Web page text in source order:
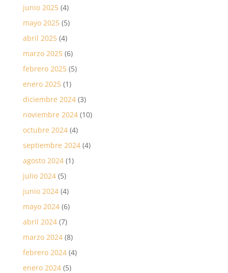
junio 2025(4)
mayo 2025(5)
abril 2025(4)
marzo 2025(6)
febrero 2025(5)
enero 2025(1)
diciembre 2024(3)
noviembre 2024(10)
octubre 2024(4)
septiembre 2024(4)
agosto 2024(1)
julio 2024(5)
junio 2024(4)
mayo 2024(6)
abril 2024(7)
marzo 2024(8)
febrero 2024(4)
enero 2024(5)